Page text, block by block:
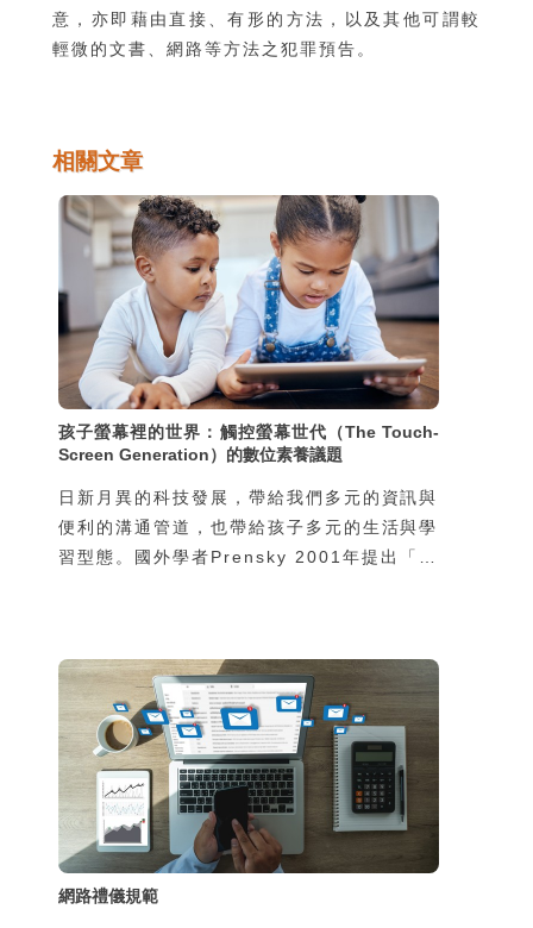
意，亦即藉由直接、有形的方法，以及其他可謂較
輕微的文書、網路等方法之犯罪預告。
相關文章
孩子螢幕裡的世界：觸控螢幕世代（The Touch-
Screen Generation）的數位素養議題
日新月異的科技發展，帶給我們多元的資訊與
便利的溝通管道，也帶給孩子多元的生活與學
習型態。國外學者Prensky 2001年提出「數
習慣也熟悉各式科技的使用。而養育數位原住
民的父母或教育人員，則稱作「數位移民」
（digital immigrant），他們可能長大後，
或是因為工作，才會接觸到科技 (Prensky,
2001)。因此，數位原住民與數位移民這二個
族群在
網路禮儀規範